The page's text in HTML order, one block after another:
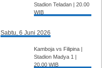
Stadion Teladan | 20.00
WIB
Sabtu, 6 Juni 2026
Kamboja vs Filipina |
Stadion Madya 1 |
20.00 WIB